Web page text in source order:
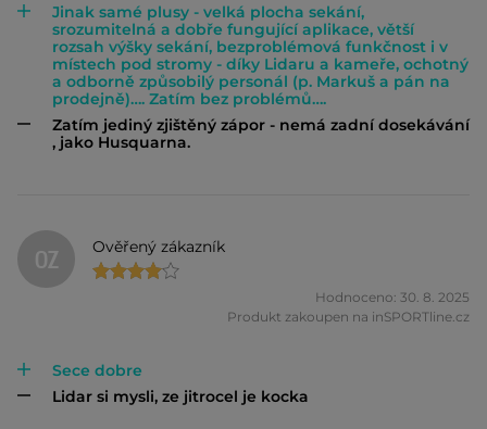
Jinak samé plusy - velká plocha sekání,
srozumitelná a dobře fungující aplikace, větší
rozsah výšky sekání, bezproblémová funkčnost i v
místech pod stromy - díky Lidaru a kameře, ochotný
a odborně způsobilý personál (p. Markuš a pán na
prodejně)…. Zatím bez problémů….
Zatím jediný zjištěný zápor - nemá zadní dosekávání
, jako Husquarna.
OZ Ověřený zákazník
Hodnoceno: 30. 8. 2025
Produkt zakoupen na inSPORTline.cz
Sece dobre
Lidar si mysli, ze jitrocel je kocka